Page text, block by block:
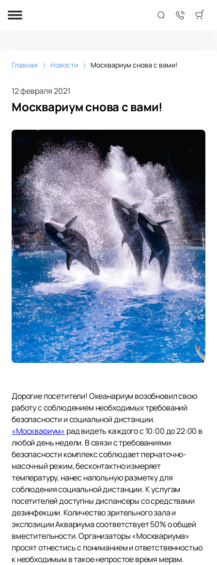
Главная Новости Москвариум снова с вами!
12 февраля 2021
Москвариум снова с вами!
Дорогие посетители! Океанариум возобновил свою
работу с соблюдением необходимых требований
безопасности и социальной дистанции.
«Москвариум» рад видеть каждого с 10:00 до 22:00 в
любой день недели. В связи с требованиями
безопасности комплекс соблюдает перчаточно-
масочный режим, бесконтактно измеряет
температуру, нанес напольную разметку для
соблюдения социальной дистанции. К услугам
посетителей доступны диспансеры со средствами
дезинфекции. Количество зрительного зала и
экспозиции Аквариума соответствует 50% о общей
вместительности. Организаторы «Москвариума»
просят отнестись с пониманием и ответственностью
к необходимым в такое непростое время мерам.